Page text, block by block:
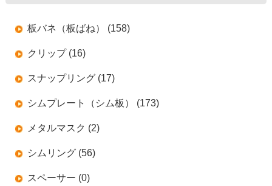
板バネ（板ばね） (158)
クリップ (16)
スナップリング (17)
シムプレート（シム板） (173)
メタルマスク (2)
シムリング (56)
スペーサー (0)